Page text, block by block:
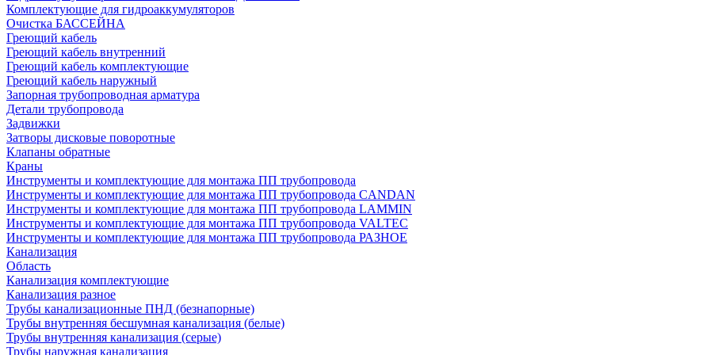
Комплектующие для гидроаккумуляторов
Очистка БАССЕЙНА
Греющий кабель
Греющий кабель внутренний
Греющий кабель комплектующие
Греющий кабель наружный
Запорная трубопроводная арматура
Детали трубопровода
Задвижки
Затворы дисковые поворотные
Клапаны обратные
Краны
Инструменты и комплектующие для монтажа ПП трубопровода
Инструменты и комплектующие для монтажа ПП трубопровода CANDAN
Инструменты и комплектующие для монтажа ПП трубопровода LAMMIN
Инструменты и комплектующие для монтажа ПП трубопровода VALTEC
Инструменты и комплектующие для монтажа ПП трубопровода РАЗНОЕ
Канализация
Область
Канализация комплектующие
Канализация разное
Трубы канализационные ПНД (безнапорные)
Трубы внутренняя бесшумная канализация (белые)
Трубы внутренняя канализация (серые)
Трубы наружная канализация